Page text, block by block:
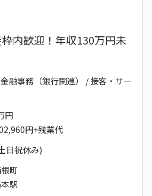
内歓迎！年収130万円未
融事務（銀行関連） / 接客・サー
円
円+残業代
日祝休み)
町
駅